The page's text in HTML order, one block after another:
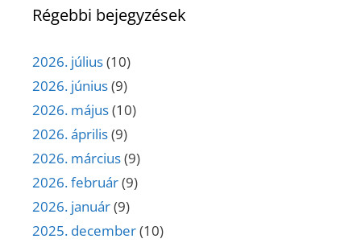
Régebbi bejegyzések
2026. július(10)
2026. június(9)
2026. május(10)
2026. április(9)
2026. március(9)
2026. február(9)
2026. január(9)
2025. december(10)